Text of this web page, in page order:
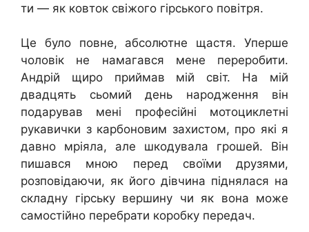
ти — як ковток свіжого гірського повітря.
Це було повне, абсолютне щастя. Уперше
чоловік не намагався мене переробити.
Андрій щиро приймав мій світ. На мій
двадцять сьомий день народження він
подарував мені професійні мотоциклетні
рукавички з карбоновим захистом, про які я
давно мріяла, але шкодувала грошей. Він
пишався мною перед своїми друзями,
розповідаючи, як його дівчина піднялася на
складну гірську вершину чи як вона може
самостійно перебрати коробку передач.